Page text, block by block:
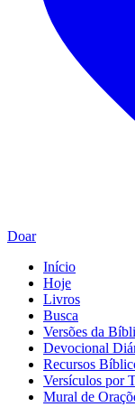
Doar
Início
Hoje
Livros
Busca
Versões da
Devocional
Recursos
Versículos por
Mural de